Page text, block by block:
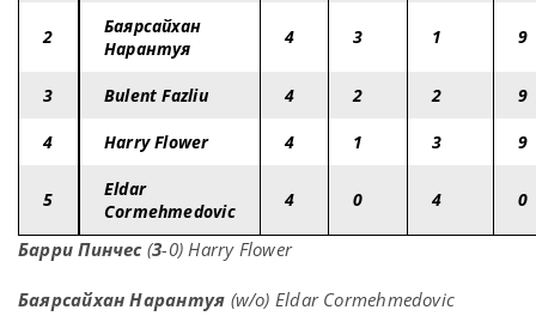
2
Баярсайхан
Нарантуя
4 3 1 9
3 Bulent Fazliu 4 2 2 9
4 Harry Flower 4 1 3 9
5
Eldar
Cormehmedovic
4 0 4 0
Барри Пинчес(3-0) Harry Flower
Баярсайхан Нарантуя (w/o) Eldar Cormehmedovic